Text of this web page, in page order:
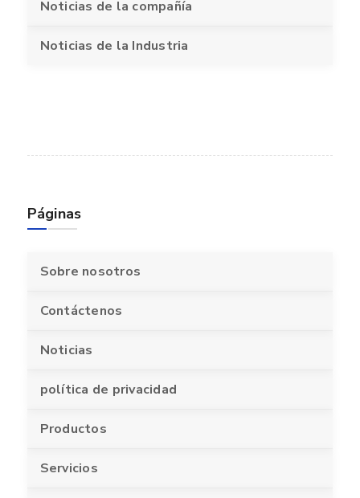
Noticias de la compañía
Noticias de la Industria
Páginas
Sobre nosotros
Contáctenos
Noticias
política de privacidad
Productos
Servicios